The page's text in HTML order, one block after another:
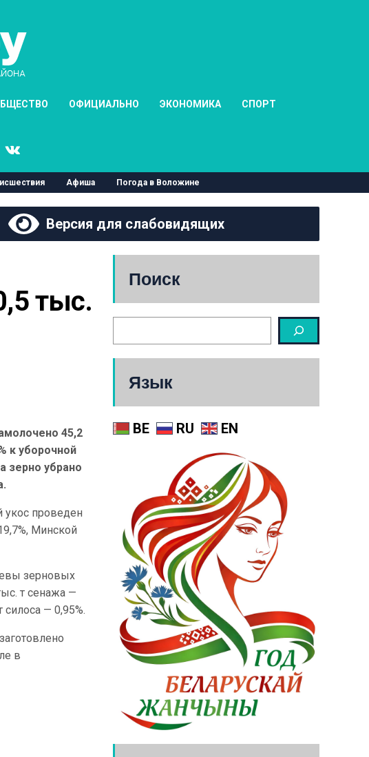
ОФИЦИАЛЬНО ЭКОНОМИКА СПОРТ
Афиша Погода в Воложине
Версия для слабовидящих
тыс.
45,2
к уборочной
зерно убрано
укос проведен
Минской
зерновых
т сенажа —
— 0,95%.
в
Поиск
Язык
BE RU EN